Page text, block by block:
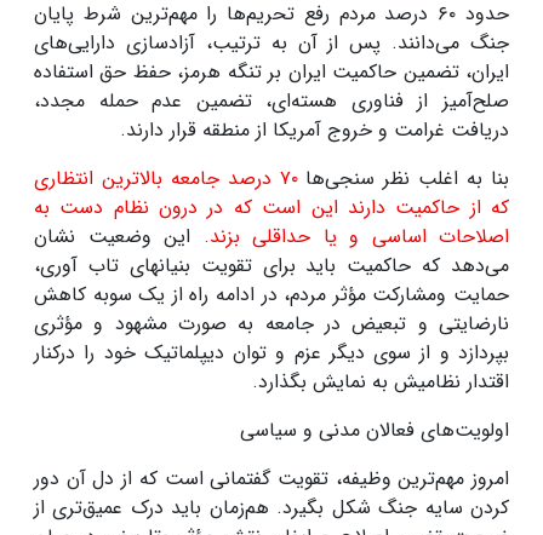
حدود ۶۰ درصد مردم رفع تحریم‌ها را مهم‌ترین شرط پایان
جنگ می‌دانند. پس از آن به ترتیب، آزادسازی دارایی‌های
ایران، تضمین حاکمیت ایران بر تنگه هرمز، حفظ حق استفاده
صلح‌آمیز از فناوری هسته‌ای، تضمین عدم حمله مجدد،
دریافت غرامت و خروج آمریکا از منطقه قرار دارند.
بنا به اغلب نظر سنجی‌ها۷۰ درصد جامعه بالاترین انتظاری
که از حاکمیت دارند این است که در درون نظام دست به
اصلاحات اساسی و یا حداقلی بزند. این وضعیت نشان
می‌دهد که حاکمیت باید برای تقویت بنیانهای تاب آوری،
حمایت ومشارکت مؤثر مردم، در ادامه راه از یک سوبه کاهش
نارضایتی و تبعیض در جامعه به صورت مشهود و مؤثری
بپردازد و از سوی دیگر عزم و توان دیپلماتیک خود را درکنار
اقتدار نظامیش به نمایش بگذارد.
اولویت‌های فعالان مدنی و سیاسی
امروز مهم‌ترین وظیفه، تقویت گفتمانی است که از دل آن دور
کردن سایه جنگ شکل بگیرد. هم‌زمان باید درک عمیق‌تری از